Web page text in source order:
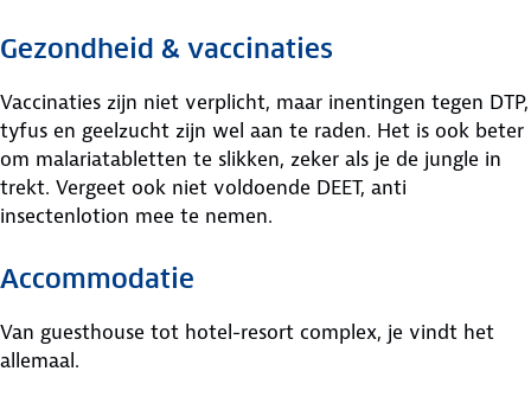
Gezondheid & vaccinaties
Vaccinaties zijn niet verplicht, maar inentingen tegen DTP,
tyfus en geelzucht zijn wel aan te raden. Het is ook beter
om malariatabletten te slikken, zeker als je de jungle in
trekt. Vergeet ook niet voldoende DEET, anti
insectenlotion mee te nemen.
Accommodatie
Van guesthouse tot hotel-resort complex, je vindt het
allemaal.